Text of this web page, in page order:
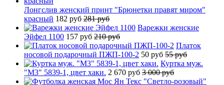
Лонгслив женский принт "Брюнетки правят миром"
красный 182 руб 281 руб
Варежки женские
Эйфел 1100 157 руб 210 руб
Платок
носовой подарочный ПЖП-100-2 50 руб 55 руб
Куртка муж.
"М3" 5839-1, цвет хаки. 2 670 руб 3 000 руб